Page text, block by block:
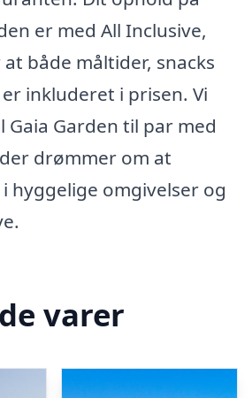
er med All Inclusive,
både måltider, snacks
inkluderet i prisen. Vi
Gaia Garden til par med
drømmer om at
hyggelige omgivelser og
varer